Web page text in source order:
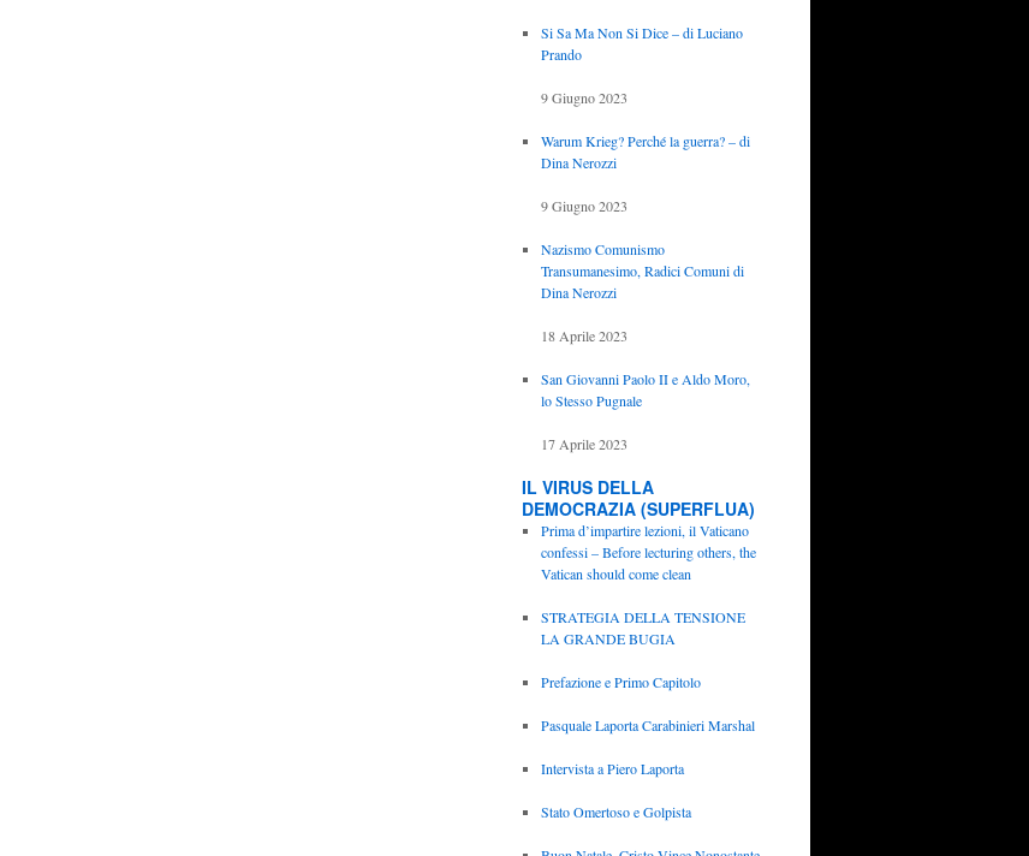
Si Sa Ma Non Si Dice – di Luciano
Prando
9 Giugno 2023
Warum Krieg? Perché la guerra? – di
Dina Nerozzi
9 Giugno 2023
Nazismo Comunismo
Transumanesimo, Radici Comuni di
Dina Nerozzi
18 Aprile 2023
San Giovanni Paolo II e Aldo Moro,
lo Stesso Pugnale
17 Aprile 2023
IL VIRUS DELLA
DEMOCRAZIA (SUPERFLUA)
Prima d’impartire lezioni, il Vaticano
confessi – Before lecturing others, the
Vatican should come clean
STRATEGIA DELLA TENSIONE
LA GRANDE BUGIA
Prefazione e Primo Capitolo
Pasquale Laporta Carabinieri Marshal
Intervista a Piero Laporta
Stato Omertoso e Golpista